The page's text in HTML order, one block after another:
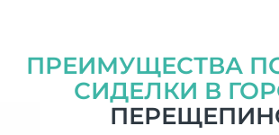
ПРЕИМУЩЕСТВА
СИДЕЛКИ В